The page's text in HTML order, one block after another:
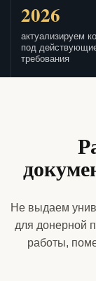
2026
актуализируем
под
требования
Не выдаем
для донерной
работы,